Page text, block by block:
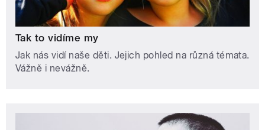
Tak to vidíme my
Jak nás vidí naše děti. Jejich pohled na různá témata.
Vážně i nevážně.